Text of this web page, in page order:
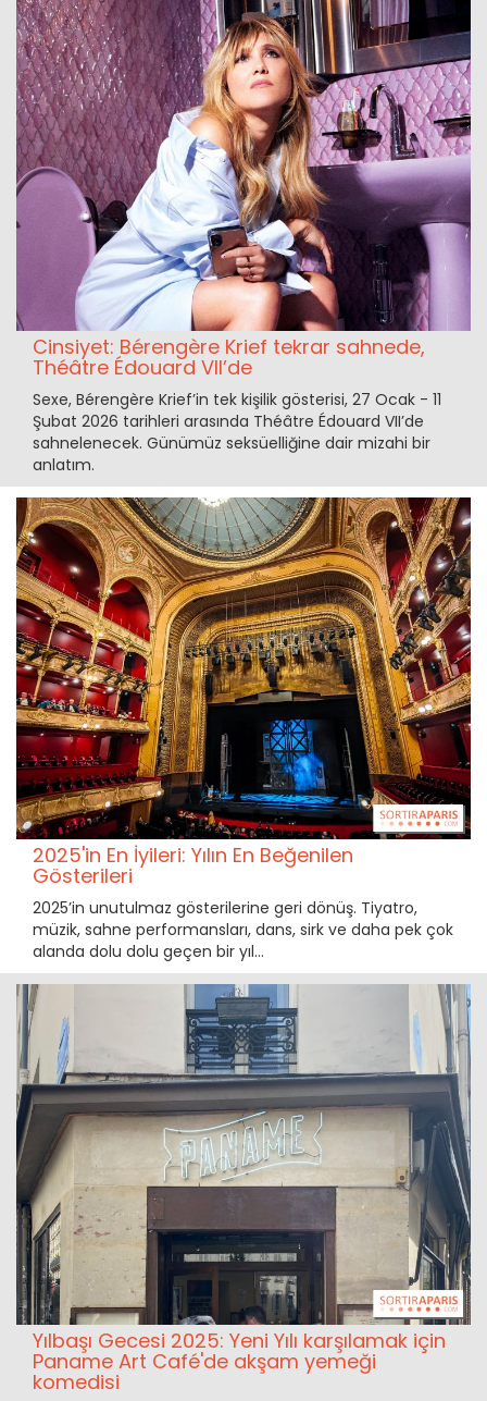
Cinsiyet: Bérengère Krief tekrar sahnede,
Théâtre Édouard VII’de
Sexe, Bérengère Krief’in tek kişilik gösterisi, 27 Ocak - 11
Şubat 2026 tarihleri arasında Théâtre Édouard VII’de
sahnelenecek. Günümüz seksüelliğine dair mizahi bir
anlatım.
2025'in En İyileri: Yılın En Beğenilen
Gösterileri
2025’in unutulmaz gösterilerine geri dönüş. Tiyatro,
müzik, sahne performansları, dans, sirk ve daha pek çok
alanda dolu dolu geçen bir yıl…
Yılbaşı Gecesi 2025: Yeni Yılı karşılamak için
Paname Art Café'de akşam yemeği
komedisi